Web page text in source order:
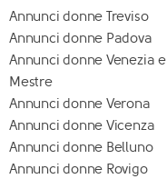
Annunci donne Treviso
Annunci donne Padova
Annunci donne Venezia e
Mestre
Annunci donne Verona
Annunci donne Vicenza
Annunci donne Belluno
Annunci donne Rovigo